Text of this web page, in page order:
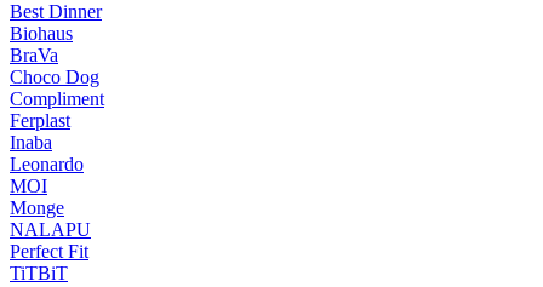
Best Dinner
Biohaus
BraVa
Choco Dog
Compliment
Ferplast
Inaba
Leonardo
MOI
Monge
NALAPU
Perfect Fit
TiTBiT